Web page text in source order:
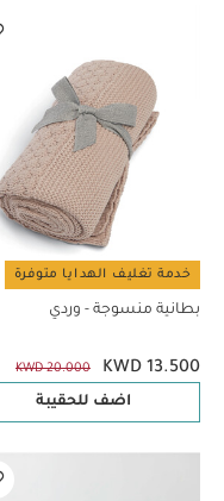
خدمة تغليف الهدايا متوفرة
بطانية منسوجة - وردي
KWD 13.500
KWD 20.000
اضف للحقيبة